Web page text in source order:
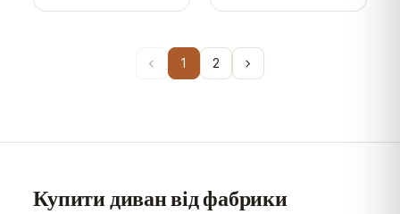
1 2
Купити диван від фабрики